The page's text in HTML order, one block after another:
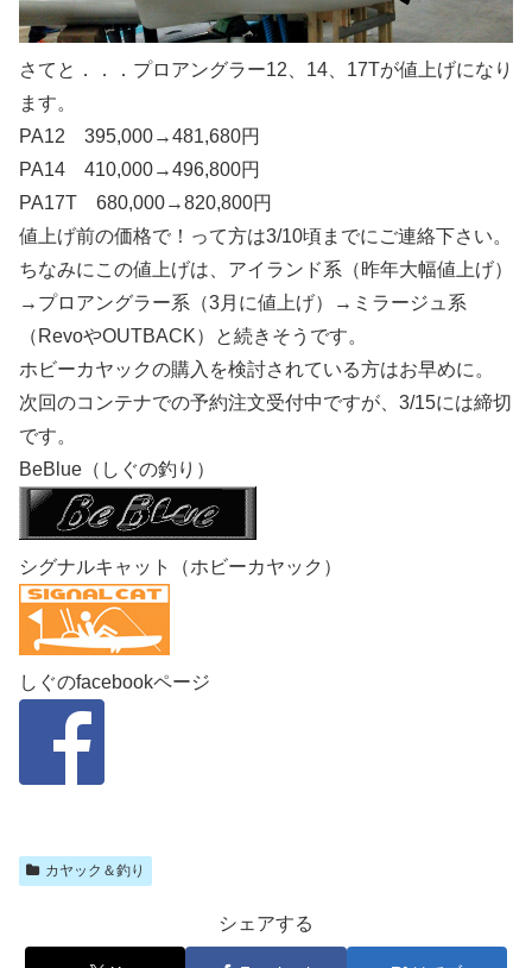
さてと．．．プロアングラー12、14、17Tが値上げになり
ます。
PA12 395,000→481,680円
PA14 410,000→496,800円
PA17T 680,000→820,800円
値上げ前の価格で！って方は3/10頃までにご連絡下さい。
ちなみにこの値上げは、アイランド系（昨年大幅値上げ）
→プロアングラー系（3月に値上げ）→ミラージュ系
（RevoやOUTBACK）と続きそうです。
ホビーカヤックの購入を検討されている方はお早めに。
次回のコンテナでの予約注文受付中ですが、3/15には締切
です。
BeBlue（しぐの釣り）
シグナルキャット（ホビーカヤック）
しぐのfacebookページ
カヤック＆釣り
シェアする